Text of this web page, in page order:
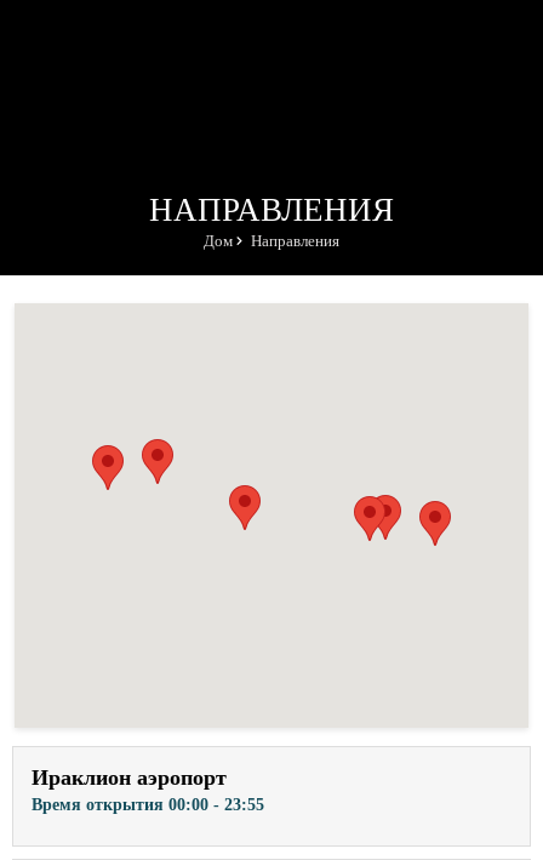
НАПРАВЛЕНИЯ
Дом Направления
Ираклион аэропорт
Время открытия 00:00 - 23:55